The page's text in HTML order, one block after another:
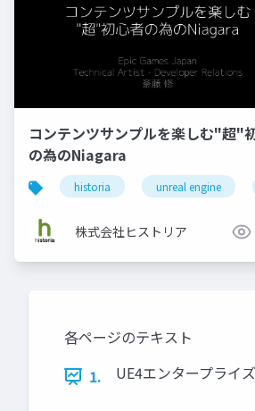
コンテンツサンプルを楽しむ"超"
の為のNiagara
historia unreal engine
株式会社ヒストリア
各ページのテキスト
1.
UE4エンタープライ